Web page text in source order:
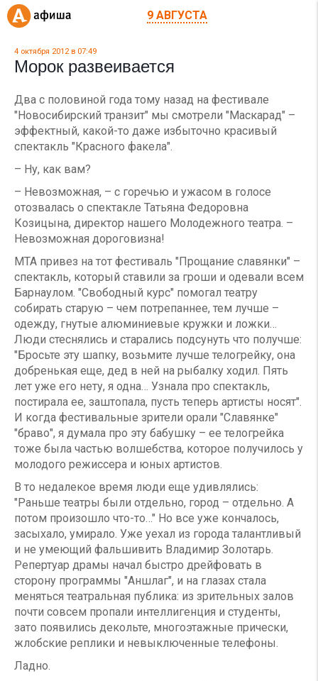
9 АВГУСТА
4 октября 2012 в 07:49
Морок развеивается
Два с половиной года тому назад на фестивале
"Новосибирский транзит" мы смотрели "Маскарад" –
эффектный, какой-то даже избыточно красивый
спектакль "Красного факела".
– Ну, как вам?
– Невозможная, – с горечью и ужасом в голосе
отозвалась о спектакле Татьяна Федоровна
Козицына, директор нашего Молодежного театра. –
Невозможная дороговизна!
МТА привез на тот фестиваль "Прощание славянки" –
спектакль, который ставили за гроши и одевали всем
Барнаулом. "Свободный курс" помогал театру
собирать старую – чем потрепаннее, тем лучше –
одежду, гнутые алюминиевые кружки и ложки…
Люди стеснялись и старались подсунуть что получше:
"Бросьте эту шапку, возьмите лучше телогрейку, она
добренькая еще, дед в ней на рыбалку ходил. Пять
лет уже его нету, я одна… Узнала про спектакль,
постирала ее, заштопала, пусть теперь артисты носят".
И когда фестивальные зрители орали "Славянке"
"браво", я думала про эту бабушку – ее телогрейка
тоже была частью волшебства, которое получилось у
молодого режиссера и юных артистов.
В то недалекое время люди еще удивлялись:
"Раньше театры были отдельно, город – отдельно. А
потом произошло что-то…" Но все уже кончалось,
засыхало, умирало. Уже уехал из города талантливый
и не умеющий фальшивить Владимир Золотарь.
Репертуар драмы начал быстро дрейфовать в
сторону программы "Аншлаг", и на глазах стала
меняться театральная публика: из зрительных залов
почти совсем пропали интеллигенция и студенты,
зато появились декольте, многоэтажные прически,
жлобские реплики и невыключенные телефоны.
Ладно.